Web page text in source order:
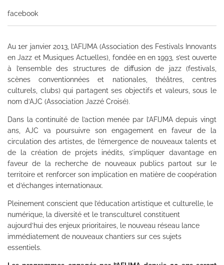
facebook
Au 1er janvier 2013, l’AFIJMA (Association des Festivals Innovants
en Jazz et Musiques Actuelles), fondée en en 1993, s’est ouverte
à l’ensemble des structures de diffusion de jazz (festivals,
scènes conventionnées et nationales, théâtres, centres
culturels, clubs) qui partagent ses objectifs et valeurs, sous le
nom d’AJC (Association Jazzé Croisé).
Dans la continuité de l’action menée par l’AFIJMA depuis vingt
ans, AJC va poursuivre son engagement en faveur de la
circulation des artistes, de l’émergence de nouveaux talents et
de la création de projets inédits, s’impliquer davantage en
faveur de la recherche de nouveaux publics partout sur le
territoire et renforcer son implication en matière de coopération
et d’échanges internationaux.
Pleinement conscient que l’éducation artistique et culturelle, le
numérique, la diversité et le transculturel constituent
aujourd’hui des enjeux prioritaires, le nouveau réseau lance
immédiatement de nouveaux chantiers sur ces sujets
essentiels.